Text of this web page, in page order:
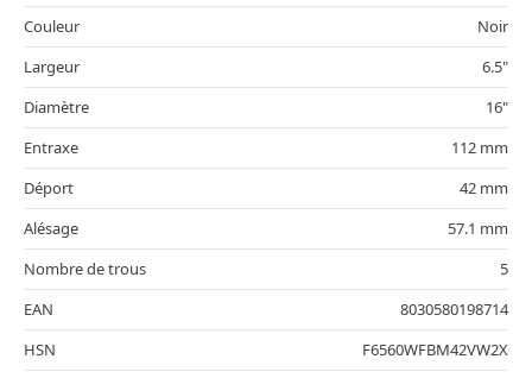
Couleur
Noir
Largeur
6.5"
Diamètre
16"
Entraxe
112 mm
Déport
42 mm
Alésage
57.1 mm
Nombre de trous
5
EAN
8030580198714
HSN
F6560WFBM42VW2X